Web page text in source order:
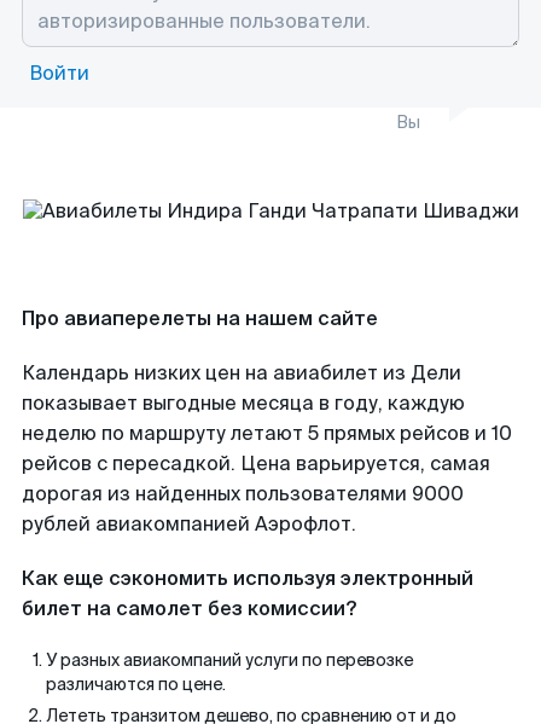
Войти
Вы
Про авиаперелеты на нашем сайте
Календарь низких цен на авиабилет из Дели
показывает выгодные месяца в году, каждую
неделю по маршруту летают 5 прямых рейсов и 10
рейсов с пересадкой. Цена варьируется, самая
дорогая из найденных пользователями 9000
рублей авиакомпанией Аэрофлот.
Как еще сэкономить используя электронный
билет на самолет без комиссии?
У разных авиакомпаний услуги по перевозке
различаются по цене.
Лететь транзитом дешево, по сравнению от и до